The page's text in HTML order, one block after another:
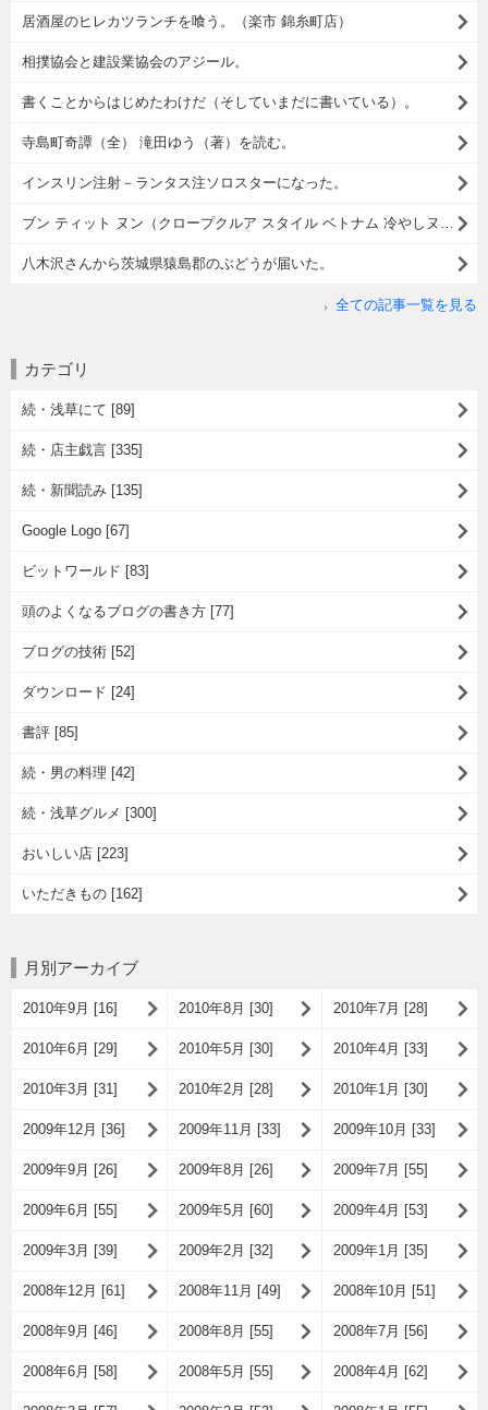
居酒屋のヒレカツランチを喰う。（楽市 錦糸町店）
相撲協会と建設業協会のアジール。
書くことからはじめたわけだ（そしていまだに書いている）。
寺島町奇譚（全） 滝田ゆう（著）を読む。
インスリン注射－ランタス注ソロスターになった。
ブン ティット ヌン（クロープクルア スタイル ベトナム 冷やしヌードル）でランチ。
八木沢さんから茨城県猿島郡のぶどうが届いた。
全ての記事一覧を見る
カテゴリ
続・浅草にて [89]
続・店主戯言 [335]
続・新聞読み [135]
Google Logo [67]
ビットワールド [83]
頭のよくなるブログの書き方 [77]
ブログの技術 [52]
ダウンロード [24]
書評 [85]
続・男の料理 [42]
続・浅草グルメ [300]
おいしい店 [223]
いただきもの [162]
月別アーカイブ
2010年9月 [16] 2010年8月 [30] 2010年7月 [28]
2010年6月 [29] 2010年5月 [30] 2010年4月 [33]
2010年3月 [31] 2010年2月 [28] 2010年1月 [30]
2009年12月 [36] 2009年11月 [33] 2009年10月 [33]
2009年9月 [26] 2009年8月 [26] 2009年7月 [55]
2009年6月 [55] 2009年5月 [60] 2009年4月 [53]
2009年3月 [39] 2009年2月 [32] 2009年1月 [35]
2008年12月 [61] 2008年11月 [49] 2008年10月 [51]
2008年9月 [46] 2008年8月 [55] 2008年7月 [56]
2008年6月 [58] 2008年5月 [55] 2008年4月 [62]